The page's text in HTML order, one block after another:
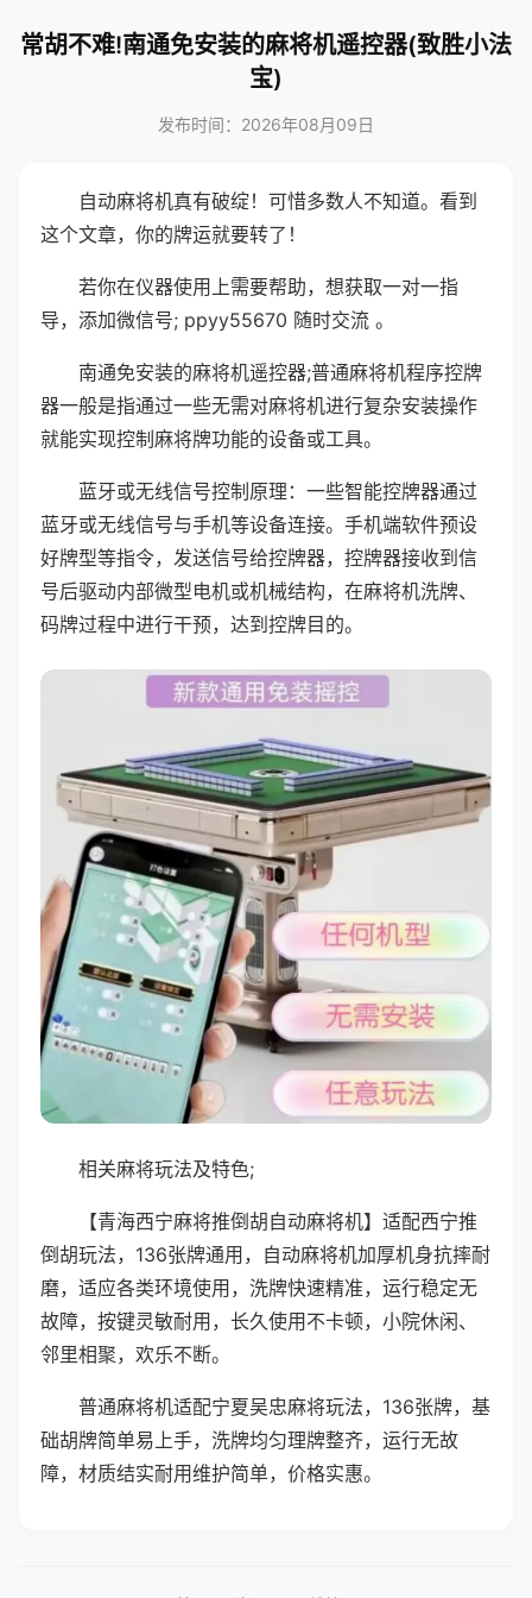
常胡不难!南通免安装的麻将机遥控器(致胜小法
宝)
发布时间：2026年08月09日
自动麻将机真有破绽！可惜多数人不知道。看到
这个文章，你的牌运就要转了！
若你在仪器使用上需要帮助，想获取一对一指
导，添加微信号; ppyy55670 随时交流 。
南通免安装的麻将机遥控器;普通麻将机程序控牌
器一般是指通过一些无需对麻将机进行复杂安装操作
就能实现控制麻将牌功能的设备或工具。
蓝牙或无线信号控制原理：一些智能控牌器通过
蓝牙或无线信号与手机等设备连接。手机端软件预设
好牌型等指令，发送信号给控牌器，控牌器接收到信
号后驱动内部微型电机或机械结构，在麻将机洗牌、
码牌过程中进行干预，达到控牌目的。
相关麻将玩法及特色;
【青海西宁麻将推倒胡自动麻将机】适配西宁推
倒胡玩法，136张牌通用，自动麻将机加厚机身抗摔耐
磨，适应各类环境使用，洗牌快速精准，运行稳定无
故障，按键灵敏耐用，长久使用不卡顿，小院休闲、
邻里相聚，欢乐不断。
普通麻将机适配宁夏吴忠麻将玩法，136张牌，基
础胡牌简单易上手，洗牌均匀理牌整齐，运行无故
障，材质结实耐用维护简单，价格实惠。